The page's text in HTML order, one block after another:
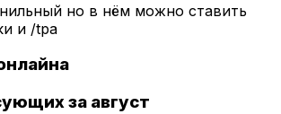
но в нём можно ставить
и /tpa
за август